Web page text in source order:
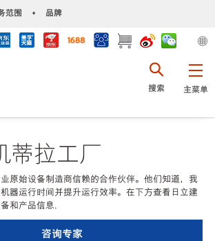
范围 • 品牌
主菜单
搜索
蒂拉工厂
原始设备制造商信赖的合作伙伴。他们知道，我
器运行时间并提升运行效率。在下方查看日立建
和产品信息.
咨询专家